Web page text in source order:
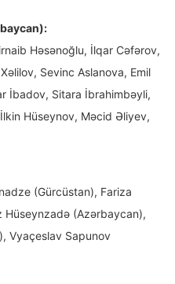
Həsənoğlu, İlqar Cəfərov,
Sevinc Aslanova, Emil
İbadov, Sitara İbrahimbəyli,
Hüseynov, Məcid Əliyev,
(Gürcüstan), Fariza
Hüseynzadə (Azərbaycan),
Vyaçeslav Sapunov